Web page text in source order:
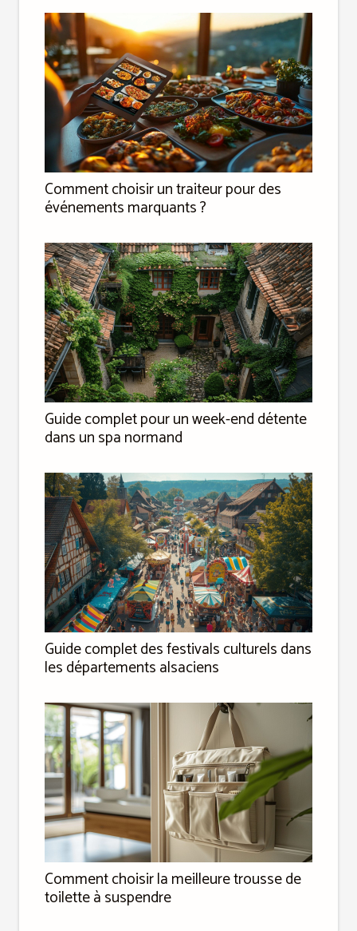
Comment choisir un traiteur pour des
événements marquants ?
Guide complet pour un week-end détente
dans un spa normand
Guide complet des festivals culturels dans
les départements alsaciens
Comment choisir la meilleure trousse de
toilette à suspendre